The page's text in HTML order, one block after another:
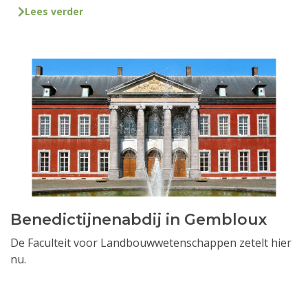
Lees verder
Benedictijnenabdij in Gembloux
De Faculteit voor Landbouwwetenschappen zetelt hier
nu.